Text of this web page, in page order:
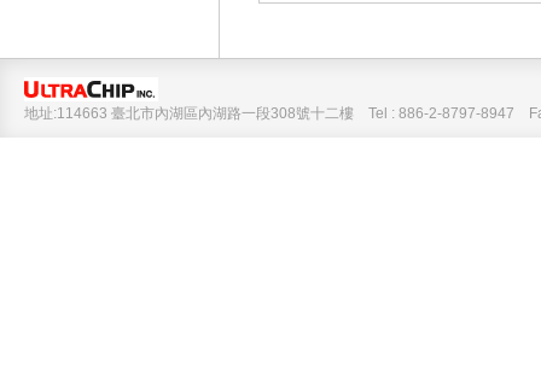
地址:114663 臺北市內湖區內湖路一段308號十二樓 Tel : 886-2-8797-8947